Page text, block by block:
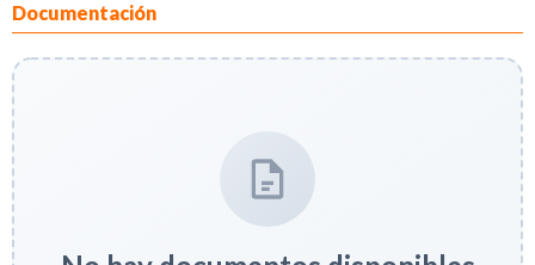
Documentación